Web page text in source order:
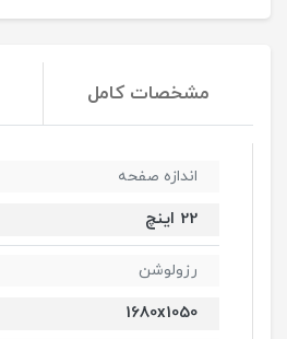
مشخصات کامل
اندازه صفحه
22 اینچ
رزولوشن
1680x1050